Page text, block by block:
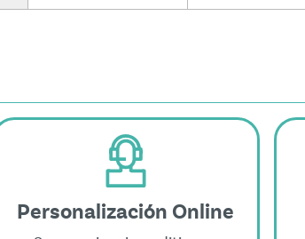
Personalización Online